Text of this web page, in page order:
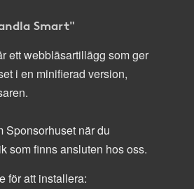
Smart"
ett webbläsartillägg som ger
i en minifierad version,
Sponsorhuset när du
som finns ansluten hos oss.
för att installera: